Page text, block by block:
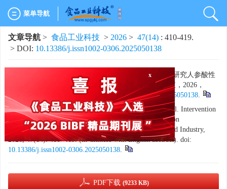
菜单导航
文章导航 > 食品工业科技 > 2026 > 47(14) : 410-419.
> DOI: 10.13386/j.issn1002-0306.2025050138
高洪静，许梦然，赵冉，等. 基于代谢组学研究人参酸性
多糖对衰老小鼠氧化损伤的保护作用[J]. 食品工业科技，2026，
47（14）：410−419. doi:10.13386/j.issn1002-0306.2025050138.
Citation: GAO Hongjing, XU Mengran, ZHAO Ran, et al. Intervention
of Ginseng Acidic Polysaccharides on Aging Mice Based on
Metabolomics Method[J]. Science and Technology of Food Industry,
2026, 47(14): 410−419. (in Chinese with English abstract). doi:
10.13386/j.issn1002-0306.2025050138.
PDF下载 (9233 KB)
x